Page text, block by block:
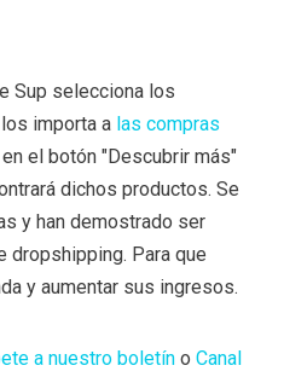
Sup selecciona los
importa a las compras
el botón "Descubrir más"
dichos productos. Se
y han demostrado ser
dropshipping. Para que
y aumentar sus ingresos.
a nuestro boletín o Canal